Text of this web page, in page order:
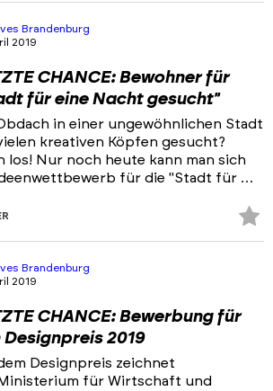
Brandenburg
2019
CHANCE: Bewohner für
für eine Nacht gesucht"
in einer ungewöhnlichen Stadt
kreativen Köpfen gesucht?
los! Nur noch heute kann man sich
für die "Stadt für …
Brandenburg
2019
CHANCE: Bewerbung für
Designpreis 2019
Designpreis zeichnet
für Wirtschaft und